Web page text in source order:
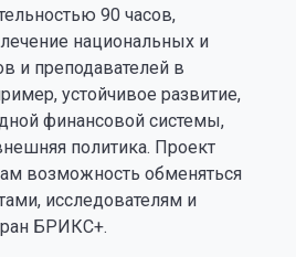
90 часов,
национальных и
и преподавателей в
устойчивое развитие,
финансовой системы,
политика. Проект
возможность обменяться
исследователям и
БРИКС+.